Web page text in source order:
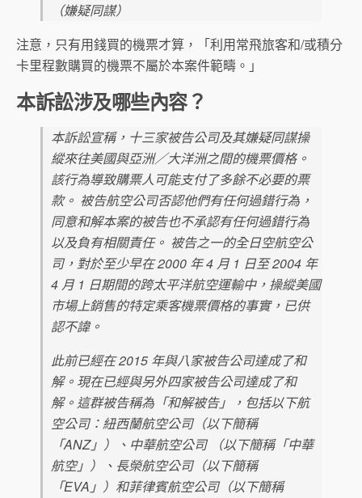
（嫌疑同謀）
注意，只有用錢買的機票才算，「利用常飛旅客和/或積分
卡里程數購買的機票不屬於本案件範疇。」
本訴訟涉及哪些內容？
本訴訟宣稱，十三家被告公司及其嫌疑同謀操
縱來往美國與亞洲／大洋洲之間的機票價格。
該行為導致購票人可能支付了多餘不必要的票
款。 被告航空公司否認他們有任何過錯行為，
同意和解本案的被告也不承認有任何過錯行為
以及負有相關責任。 被告之一的全日空航空公
司，對於至少早在 2000 年 4 月 1 日至 2004 年
4 月 1 日期間的跨太平洋航空運輸中，操縱美國
市場上銷售的特定乘客機票價格的事實，已供
認不諱。
此前已經在 2015 年與八家被告公司達成了和
解。現在已經與另外四家被告公司達成了和
解。這群被告稱為「和解被告」，包括以下航
空公司：紐西蘭航空公司（以下簡稱
「ANZ」）、中華航空公司 （以下簡稱「中華
航空」）、長榮航空公司（以下簡稱
「EVA」）和菲律賓航空公司（以下簡稱